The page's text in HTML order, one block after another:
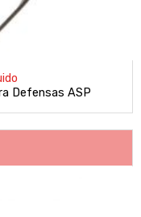
Defensas ASP